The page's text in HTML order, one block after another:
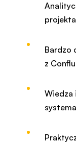
Bardzo
z
Wiedza